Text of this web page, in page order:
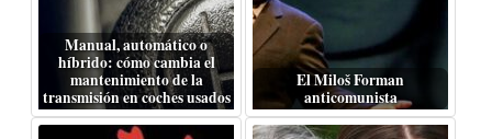
Manual, automático o
híbrido: cómo cambia el
mantenimiento de la
transmisión en coches usados
El Miloš Forman
anticomunista